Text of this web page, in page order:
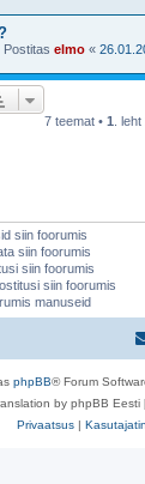
Postitas elmo «
7 teemat • 1 . leht
siin foorumis
siin foorumis
siin foorumis
siin foorumis
manuseid
phpBB® Forum
by phpBB
Privaatsus |